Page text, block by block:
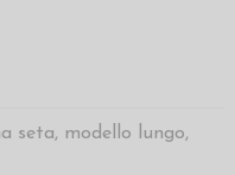
seta, modello lungo,